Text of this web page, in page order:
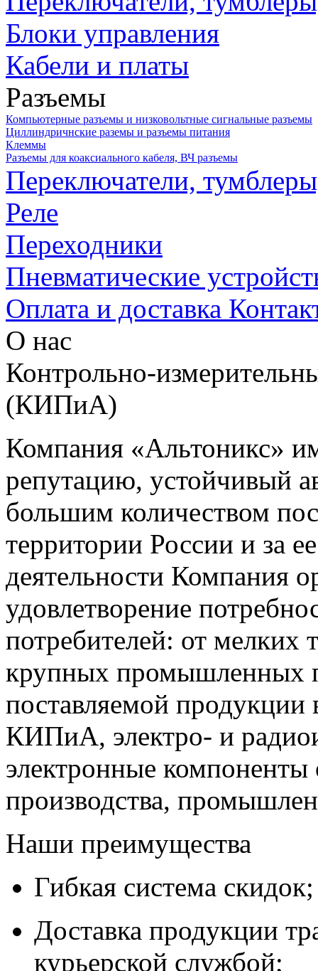
Блоки управления
Кабели и платы
Разъемы
Компьютерные разъемы и низковольтные сигнальные разъемы
Циллиндричнские раземы и разъемы питания
Клеммы
Разъемы для коаксиального кабеля, ВЧ разъемы
Переключатели,
Реле
Переходники
Пневматические
Оплата и доставка
О нас
Контрольно-
(КИПиА)
Компания «Альтоникс»
репутацию, устойчивый
большим количеством
территории России и за
деятельности Компания
удовлетворение
потребителей: от мелких
крупных промышленных
поставляемой продукции
КИПиА, электро- и
электронные компоненты
производства,
Наши преимущества
Гибкая система скидок;
Доставка продукции
курьерской службой;